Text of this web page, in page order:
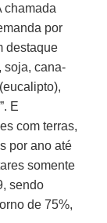
chamada
por
destaque
soja, cana-
E
com terras,
por ano até
somente
sendo
de 75%,